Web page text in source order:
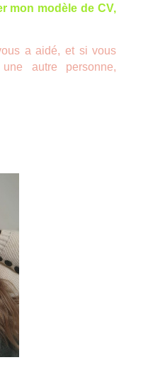
mon modèle de CV,
a aidé, et si vous
autre personne,